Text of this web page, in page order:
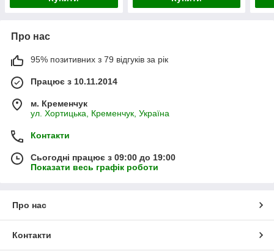
Про нас
95% позитивних з 79 відгуків за рік
Працює з 10.11.2014
м. Кременчук
ул. Хортицька, Кременчук, Україна
Контакти
Сьогодні працює з 09:00 до 19:00
Показати весь графік роботи
Про нас
Контакти